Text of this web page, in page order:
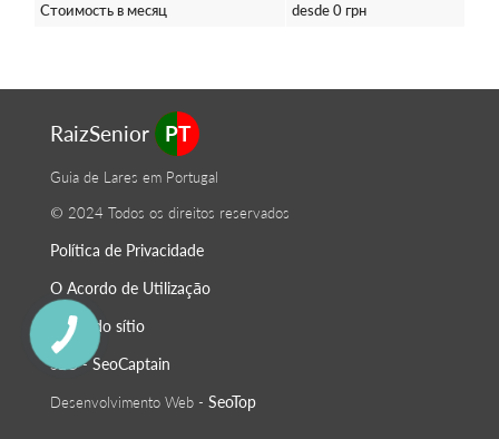
Стоимость в месяц
desde 0 грн
RaizSenior PT
Guia de Lares em Portugal
© 2024 Todos os direitos reservados
Política de Privacidade
O Acordo de Utilização
Mapa do sítio
SEO -SeoСaptain
Desenvolvimento Web - SeoTop